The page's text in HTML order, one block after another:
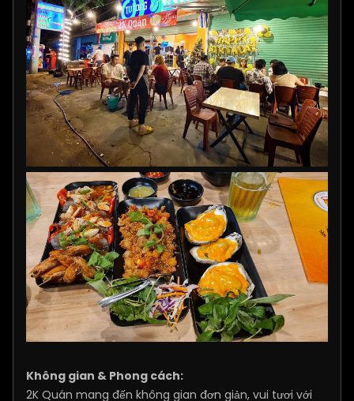
Không gian & Phong cách:
2K Quán mang đến không gian đơn giản, vui tươi với